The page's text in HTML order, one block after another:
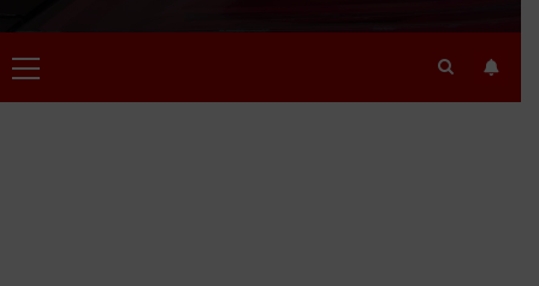
Menú
principal